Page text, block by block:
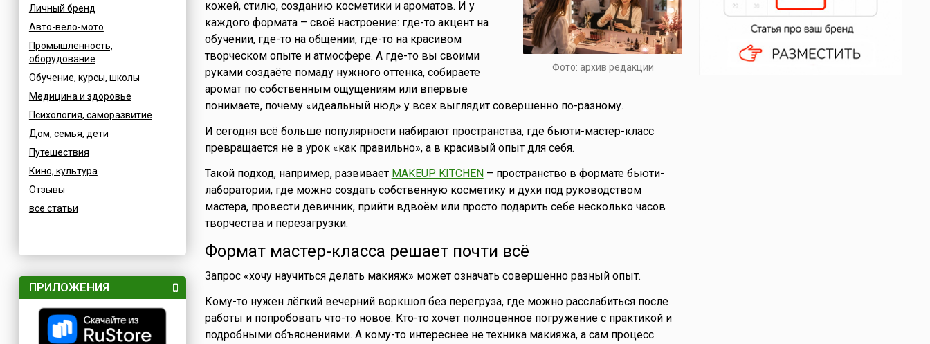
Личный бренд
Авто-вело-мото
Промышленность,
оборудование
Обучение, курсы, школы
Медицина и здоровье
Психология, саморазвитие
Дом, семья, дети
Путешествия
Кино, культура
Отзывы
все статьи
ПРИЛОЖЕНИЯ
Фото: архив редакции
кожей, стилю, созданию косметики и ароматов. И у
каждого формата – своё настроение: где-то акцент на
обучении, где-то на общении, где-то на красивом
творческом опыте и атмосфере. А где-то вы своими
руками создаёте помаду нужного оттенка, собираете
аромат по собственным ощущениям или впервые
понимаете, почему «идеальный нюд» у всех выглядит совершенно по-разному.
И сегодня всё больше популярности набирают пространства, где бьюти-мастер-класс
превращается не в урок «как правильно», а в красивый опыт для себя.
Такой подход, например, развивает MAKEUP KITCHEN– пространство в формате бьюти-
лаборатории, где можно создать собственную косметику и духи под руководством
мастера, провести девичник, прийти вдвоём или просто подарить себе несколько часов
творчества и перезагрузки.
Формат мастер-класса решает почти всё
Запрос «хочу научиться делать макияж» может означать совершенно разный опыт.
Кому-то нужен лёгкий вечерний воркшоп без перегруза, где можно расслабиться после
работы и попробовать что-то новое. Кто-то хочет полноценное погружение с практикой и
подробными объяснениями. А кому-то интереснее не техника макияжа, а сам процесс